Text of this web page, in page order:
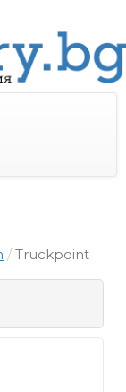
Truckpoint